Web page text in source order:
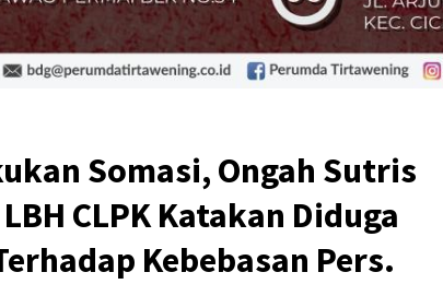
Somasi, Ongah Sutris
CLPK Katakan Diduga
Kebebasan Pers.